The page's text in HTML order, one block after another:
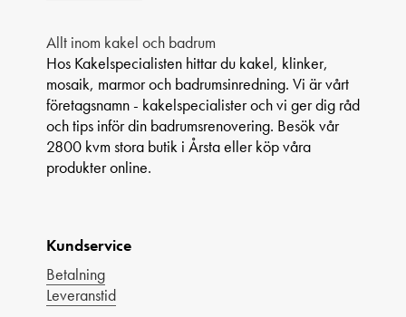
Allt inom kakel och badrum
Hos Kakelspecialisten hittar du kakel, klinker,
mosaik, marmor och badrumsinredning. Vi är vårt
företagsnamn - kakelspecialister och vi ger dig råd
och tips inför din badrumsrenovering. Besök vår
2800 kvm stora butik i Årsta eller köp våra
produkter online.
Kundservice
Betalning
Leveranstid